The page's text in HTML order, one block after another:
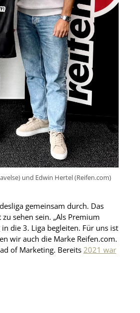
und Edwin Hertel (Reifen.com)
gemeinsam durch. Das
sehen sein. „Als Premium
die 3. Liga begleiten. Für uns ist
wir auch die Marke Reifen.com.
of Marketing. Bereits 2021 war